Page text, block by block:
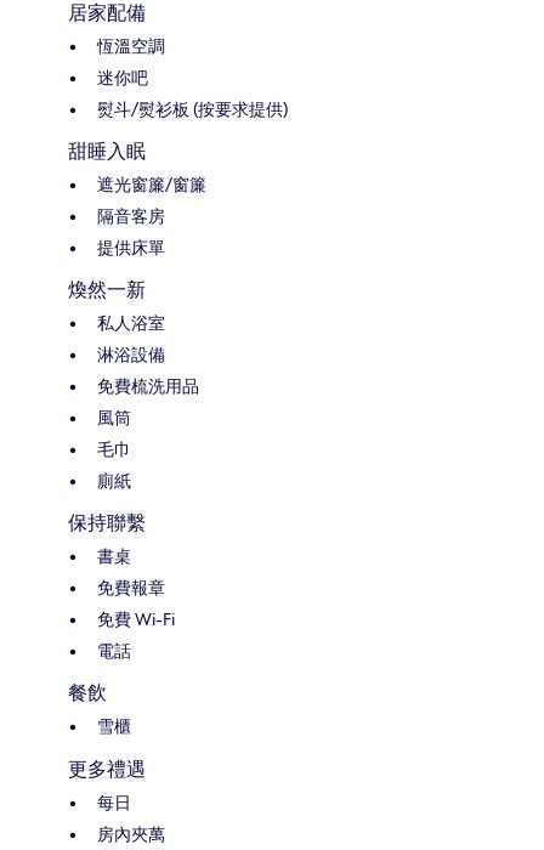
居家配備
恆溫空調
迷你吧
熨斗/熨衫板 (按要求提供)
甜睡入眠
遮光窗簾/窗簾
隔音客房
提供床單
煥然一新
私人浴室
淋浴設備
免費梳洗用品
風筒
毛巾
廁紙
保持聯繫
書桌
免費報章
免費 Wi-Fi
電話
餐飲
雪櫃
更多禮遇
每日
房內夾萬